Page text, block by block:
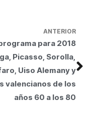
ANTERIOR
para 2018
Picasso, Sorolla,
Uiso Alemany y
valencianos de los
años 60 a los 80